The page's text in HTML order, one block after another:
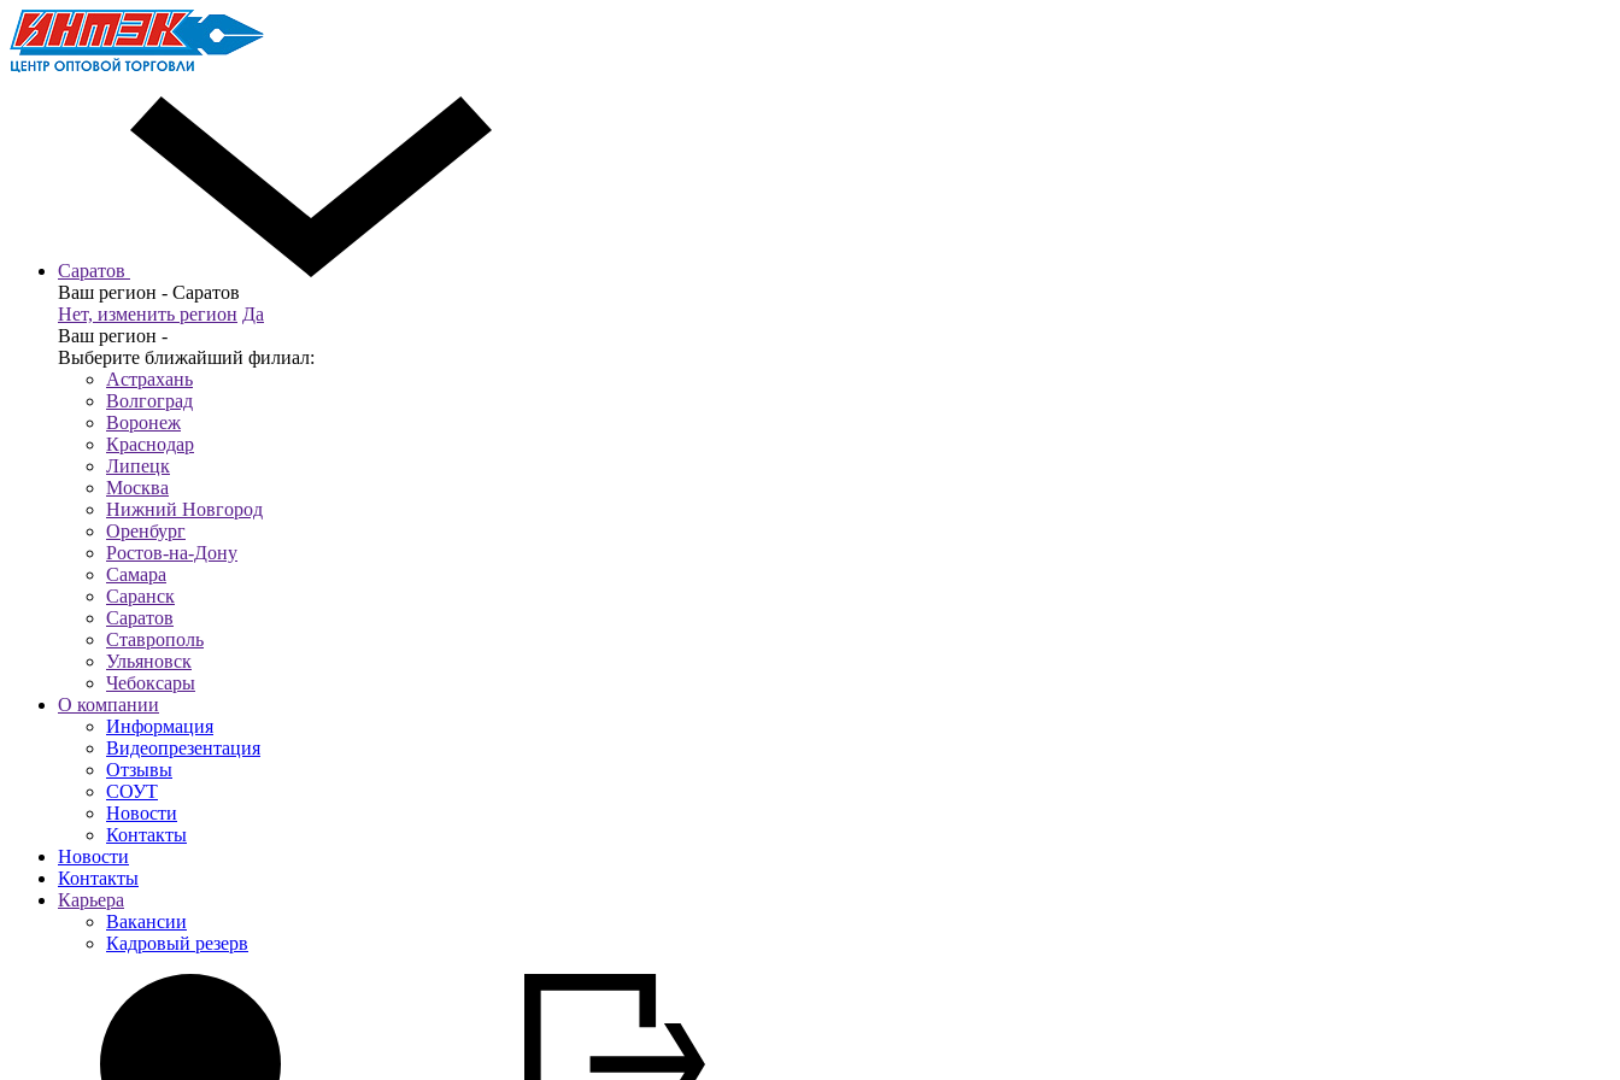
Саратов
Ваш регион - Саратов
Нет, изменить регион Да
Ваш регион -
Выберите ближайший филиал:
Астрахань
Волгоград
Воронеж
Краснодар
Липецк
Москва
Нижний Новгород
Оренбург
Ростов-на-Дону
Самара
Саранск
Саратов
Ставрополь
Ульяновск
Чебоксары
О компании
Информация
Видеопрезентация
Отзывы
СОУТ
Новости
Контакты
Новости
Контакты
Карьера
Вакансии
Кадровый резерв